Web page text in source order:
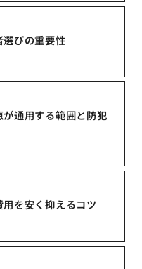
びの重要性
通用する範囲と防犯
を安く抑えるコツ